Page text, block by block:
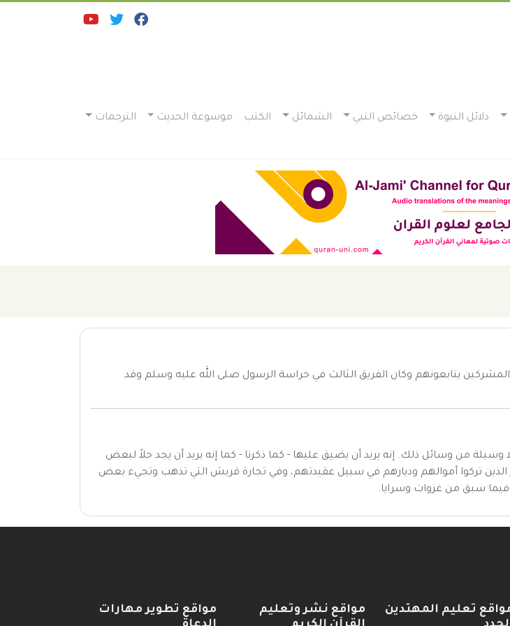
دلائل النبوة خصائص النبي الشمائل الكتب موسوعة الحديث الترجمات
يتابعونهم وكان الفريق الثالث في حراسة الرسول صلى الله عليه وسلم وقد
من وسائل ذلك. إنه يريد أن يضيق عليها - كما ذكرنا - كما إنه يريد أن يجد حلاً لبعض
تركوا أموالهم وديارهم في سبيل عقيدتهم، وفي تجارة قريش التي تذهب وتجيء بعض
سبق من غزوات وسرايا.
تعليم المهتدين
مواقع نشر وتعليم
مواقع تطوير مهارات